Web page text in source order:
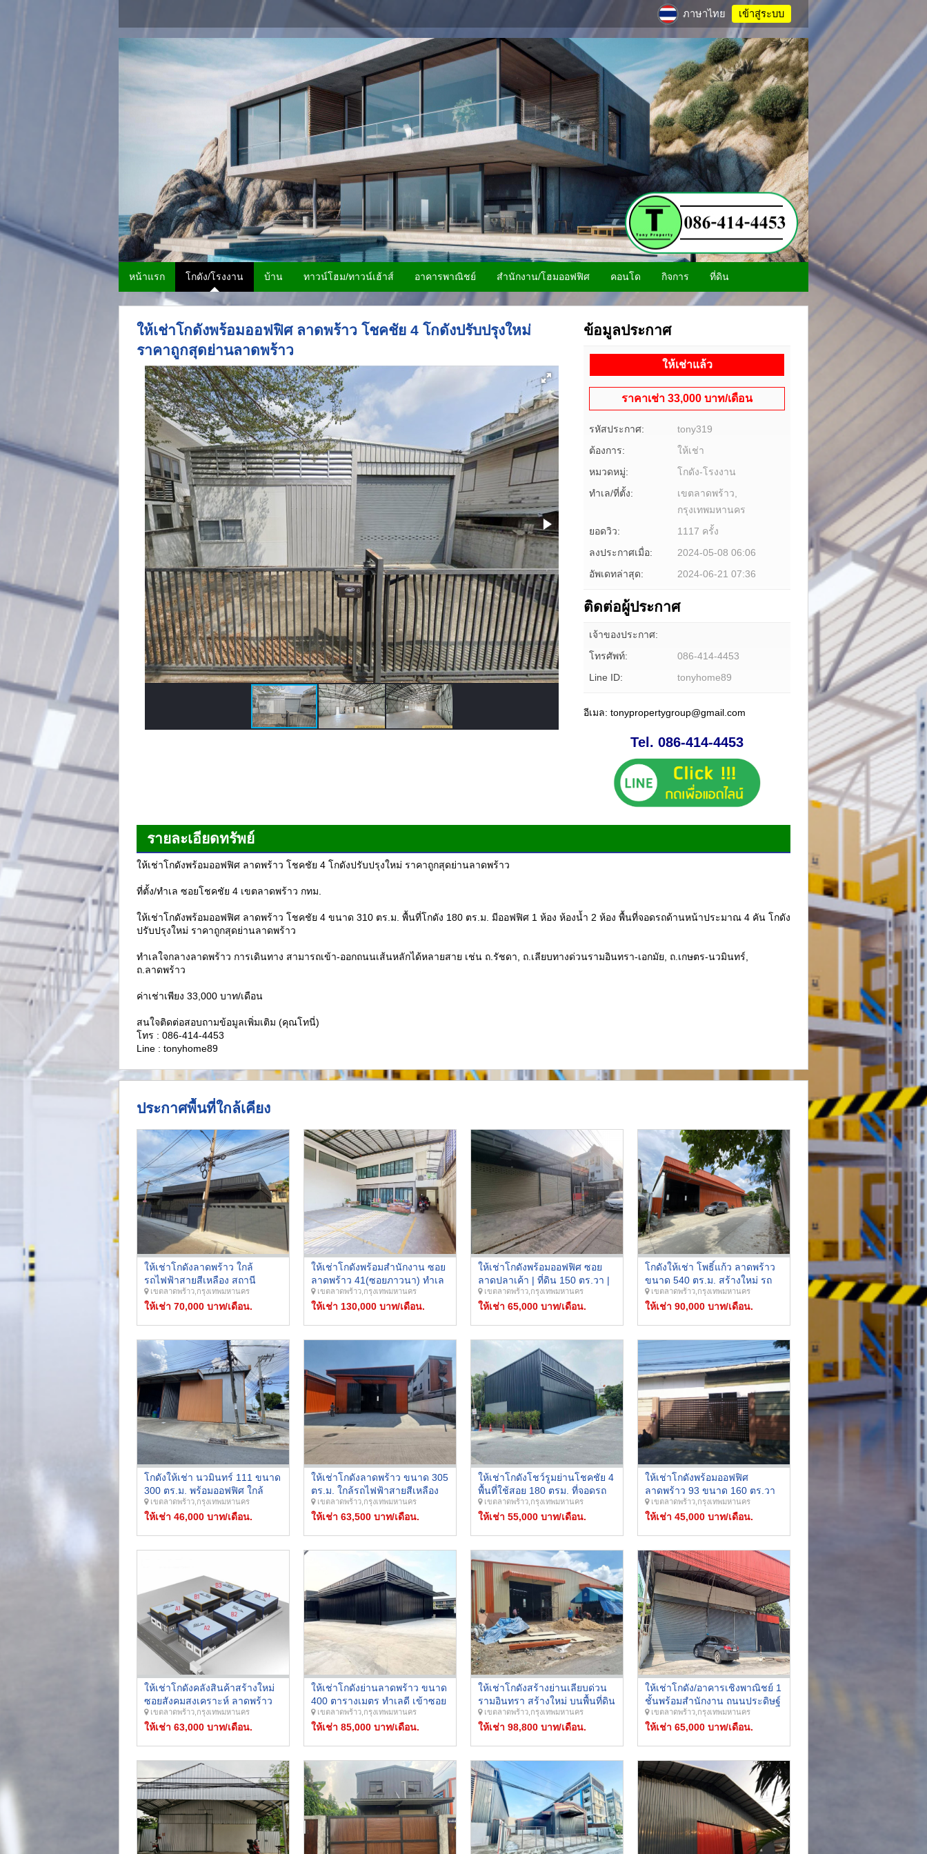
ภาษาไทย เข้าสู่ระบบ
หน้าแรก โกดัง/โรงงาน บ้าน ทาวน์โฮม/ทาวน์เฮ้าส์ อาคารพาณิชย์ สำนักงาน/โฮมออฟฟิศ คอนโด กิจการ ที่ดิน
ให้เช่าโกดังพร้อมออฟฟิศ ลาดพร้าว โชคชัย 4 โกดังปรับปรุงใหม่
ราคาถูกสุดย่านลาดพร้าว
ข้อมูลประกาศ
ให้เช่าแล้ว
ราคาเช่า 33,000 บาท/เดือน
รหัสประกาศ:
tony319
ต้องการ:
ให้เช่า
หมวดหมู่:
โกดัง-โรงงาน
ทำเล/ที่ตั้ง:
เขตลาดพร้าว,
กรุงเทพมหานคร
ยอดวิว:
1117 ครั้ง
ลงประกาศเมื่อ:
2024-05-08 06:06
อัพเดทล่าสุด:
2024-06-21 07:36
ติดต่อผู้ประกาศ
เจ้าของประกาศ:
โทรศัพท์:
086-414-4453
Line ID:
tonyhome89
อีเมล: tonypropertygroup@gmail.com
Tel. 086-414-4453
รายละเอียดทรัพย์
ให้เช่าโกดังพร้อมออฟฟิศ ลาดพร้าว โชคชัย 4 โกดังปรับปรุงใหม่ ราคาถูกสุดย่านลาดพร้าว
ที่ตั้ง/ทำเล ซอยโชคชัย 4 เขตลาดพร้าว กทม.
ให้เช่าโกดังพร้อมออฟฟิศ ลาดพร้าว โชคชัย 4 ขนาด 310 ตร.ม. พื้นที่โกดัง 180 ตร.ม. มีออฟฟิศ 1 ห้อง ห้องน้ำ 2 ห้อง พื้นที่จอดรถด้านหน้าประมาณ 4 คัน โกดัง
ปรับปรุงใหม่ ราคาถูกสุดย่านลาดพร้าว
ทำเลใจกลางลาดพร้าว การเดินทาง สามารถเข้า-ออกถนนเส้นหลักได้หลายสาย เช่น ถ.รัชดา, ถ.เลียบทางด่วนรามอินทรา-เอกมัย, ถ.เกษตร-นวมินทร์,
ถ.ลาดพร้าว
ค่าเช่าเพียง 33,000 บาท/เดือน
สนใจติดต่อสอบถามข้อมูลเพิ่มเติม (คุณโทนี่)
โทร : 086-414-4453
Line : tonyhome89
ประกาศพื้นที่ใกล้เคียง
ให้เช่าโกดังลาดพร้าว ใกล้
รถไฟฟ้าสายสีเหลือง สถานี
มหาดไทย ขนาดที่ดิน 180 ตร.ว.
ระบบไฟฟ้า 3 เฟส ถนนซอยกว้าง
เขตลาดพร้าว,กรุงเทพมหานคร
ให้เช่า 70,000 บาท/เดือน.
ให้เช่าโกดังพร้อมสำนักงาน ซอย
ลาดพร้าว 41(ซอยภาวนา) ทำเล
ดีมาก เดินทางสะดวกมาก หน้า
ปากซอยเป็นสถานีรถไฟฟ้า MRT
เขตลาดพร้าว,กรุงเทพมหานคร
ให้เช่า 130,000 บาท/เดือน.
ให้เช่าโกดังพร้อมออฟฟิศ ซอย
ลาดปลาเค้า | ที่ดิน 150 ตร.วา |
พื้นที่ใช้สอย 290 ตร.ม. | จอดรถ
ได้หลายคัน | ราคา 65,000 บาท/
เขตลาดพร้าว,กรุงเทพมหานคร
ให้เช่า 65,000 บาท/เดือน.
โกดังให้เช่า โพธิ์แก้ว ลาดพร้าว
ขนาด 540 ตร.ม. สร้างใหม่ รถ
คอนเทนเนอร์เข้าได้ ราคา
90,000 บาท/เดือน
เขตลาดพร้าว,กรุงเทพมหานคร
ให้เช่า 90,000 บาท/เดือน.
โกดังให้เช่า นวมินทร์ 111 ขนาด
300 ตร.ม. พร้อมออฟฟิศ ใกล้
โรงเรียนเลิศหล้า ราคา 46,000
บาท/เดือน
เขตลาดพร้าว,กรุงเทพมหานคร
ให้เช่า 46,000 บาท/เดือน.
ให้เช่าโกดังลาดพร้าว ขนาด 305
ตร.ม. ใกล้รถไฟฟ้าสายสีเหลือง
สถานีมหาดไทย ถนนซอยกว้าง
พื้นที่กว้างขวาง จอดรถได้หลาย
เขตลาดพร้าว,กรุงเทพมหานคร
ให้เช่า 63,500 บาท/เดือน.
ให้เช่าโกดังโชว์รูมย่านโชคชัย 4
พื้นที่ใช้สอย 180 ตรม. ที่จอดรถ
ได้หลายคันทำเลดีมาก ติดถนน
โชคชัย 4 เพียง 50 เมตร สามารถ
เขตลาดพร้าว,กรุงเทพมหานคร
ให้เช่า 55,000 บาท/เดือน.
ให้เช่าโกดังพร้อมออฟฟิศ
ลาดพร้าว 93 ขนาด 160 ตร.วา
สร้างเต็มพื้นที่ รีโนเวทใหม่ ใกล้
MRT มหาดไทย
เขตลาดพร้าว,กรุงเทพมหานคร
ให้เช่า 45,000 บาท/เดือน.
ให้เช่าโกดังคลังสินค้าสร้างใหม่
ซอยสังคมสงเคราะห์ ลาดพร้าว
71 บนพื้นที่กว่า 2 ไร่ หลังละ 264
ตารางเมตร ทำเลดี ใจกลางเมือง
ลล์
เขตลาดพร้าว,กรุงเทพมหานคร
ให้เช่า 63,000 บาท/เดือน.
ให้เช่าโกดังย่านลาดพร้าว ขนาด
400 ตารางเมตร ทำเลดี เข้าซอย
ไม่ลึก ถนนซอยกว้าง รถ
คอนเทนเนอร์เข้า-ออกได้
เขตลาดพร้าว,กรุงเทพมหานคร
ให้เช่า 85,000 บาท/เดือน.
ให้เช่าโกดังสร้างย่านเลียบด่วน
รามอินทรา สร้างใหม่ บนพื้นที่ดิน
224 ตรว. พื้นที่ใช้สอยโกดัง 480
ตร.ม.
เขตลาดพร้าว,กรุงเทพมหานคร
ให้เช่า 98,800 บาท/เดือน.
ให้เช่าโกดัง/อาคารเชิงพาณิชย์ 1
ชั้นพร้อมสำนักงาน ถนนประดิษฐ์
มนูธรรม(เลียบด่วน) บนที่ดิน 137
ตารางวาจอดรถได้หลายคัน
เขตลาดพร้าว,กรุงเทพมหานคร
ให้เช่า 65,000 บาท/เดือน.